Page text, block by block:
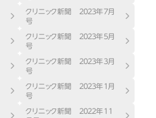
クリニック新聞 ２０２３年７月
号
クリニック新聞 ２０２３年５月
号
クリニック新聞 ２０２３年３月
号
クリニック新聞 ２０２３年１月
号
クリニック新聞 ２０２２年11